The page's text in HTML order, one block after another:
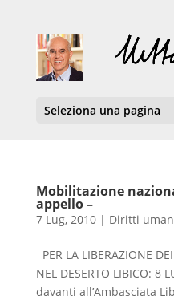
Seleziona una pagina
Mobilitazione
appello –
7 Lug, 2010| Diritti
PER LA LIBERAZIONE
NEL DESERTO LIBICO: 8
davanti all’Ambasciata